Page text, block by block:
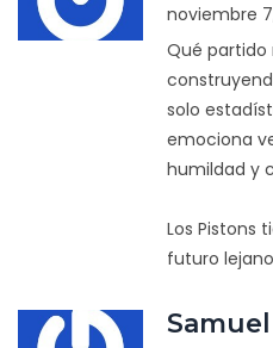
noviembre
Qué partido
solo
emociona
humildad y
Los Pistons
futuro